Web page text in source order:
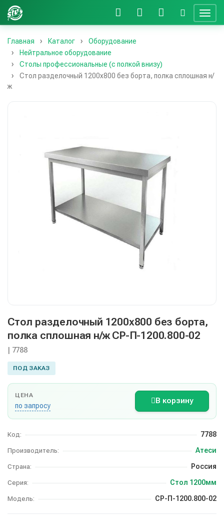
Главная Каталог
Оборудование
Нейтральное оборудование
Столы профессиональные (с полкой внизу)
Стол разделочный 1200х800 без борта, полка сплошная н/
ж
Стол разделочный 1200х800 без борта,
полка сплошная н/ж СР-П-1200.800-02
| 7788
ПОД ЗАКАЗ
ЦЕНА
по запросу
В корзину
Код: 7788
Производитель: Атеси
Страна: Россия
Серия: Стол 1200мм
Модель: СР-П-1200.800-02